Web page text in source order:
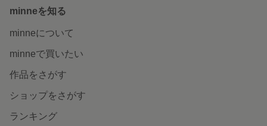
minneを知る
minneについて
minneで買いたい
作品をさがす
ショップをさがす
ランキング